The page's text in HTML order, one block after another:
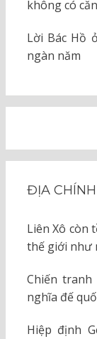
không có
Lời Bác Hồ
ngàn năm
ĐỊA
Liên Xô còn
thế giới như
Chiến
nghĩa đế
Hiệp định